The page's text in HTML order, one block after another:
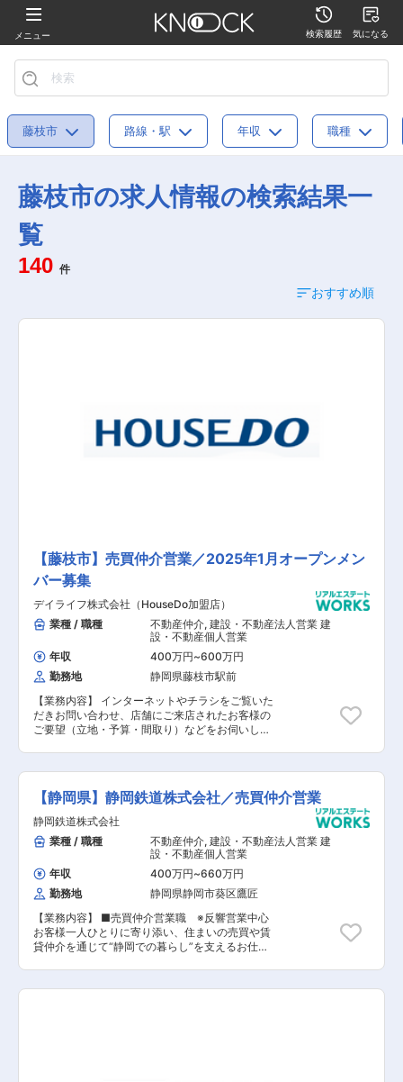
メニュー 検索履歴 気になる
藤枝市 路線・駅 年収 職種
藤枝市の求人情報の検索結果一
覧
140 件
おすすめ順
【藤枝市】売買仲介営業／2025年1月オープンメン
バー募集
デイライフ株式会社（HouseDo加盟店）
業種 / 職種
不動産仲介, 建設・不動産法人営業 建
設・不動産個人営業
年収
400万円~600万円
勤務地
静岡県藤枝市駅前
【業務内容】 インターネットやチラシをご覧いた
だきお問い合わせ、店舗にご来店されたお客様の
ご要望（立地・予算・間取り）などをお伺いし、
をご担当いただきます。 【具体的な業務内容】
■お客様へのヒアリング及び物件案内 ■物件の提
案及び住宅ローンの提案 ■提案資料の作成 ■契約
関連業務 ■チラシポスティング ■その他社内業務
※事務処理はアシスタントが行います。 ※簡易な
チラシ配布等は発生しますが、飛び込みや電話で
の開拓営業などは発生しません。 【担当者コメン
ト】 不動産売買仲介チェーンでは全国No.1の店舗
数になる「ハウスドゥ」事業を中心に総合住宅事
業として、100年企業を目指し、地域に密着した
事業展開を行っております。現在は3店舗です
が、中期計画としては2023年までに6店舗、
2025年には10店舗を目指しております。企業理
のもと、お客様に必要とされる店舗づくりに取り
組んでいます。今回、募集する売買仲介営業は、
【静岡県】静岡鉄道株式会社／売買仲介営業
静岡鉄道株式会社
業種 / 職種
不動産仲介, 建設・不動産法人営業 建
設・不動産個人営業
年収
400万円~660万円
勤務地
静岡県静岡市葵区鷹匠
【業務内容】 ■売買仲介営業職 ※反響営業中心
お客様一人ひとりに寄り添い、住まいの売買や賃
貸仲介を通じて“静岡での暮らし”を支えるお仕事
クライフバランスを大切にしながら、安心して長